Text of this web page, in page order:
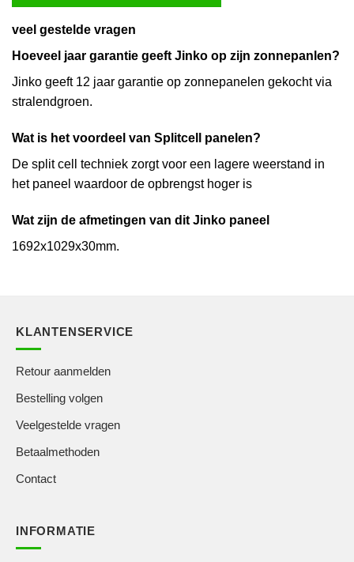
veel gestelde vragen
Hoeveel jaar garantie geeft Jinko op zijn zonnepanlen?
Jinko geeft 12 jaar garantie op zonnepanelen gekocht via
stralendgroen.
Wat is het voordeel van Splitcell panelen?
De split cell techniek zorgt voor een lagere weerstand in
het paneel waardoor de opbrengst hoger is
Wat zijn de afmetingen van dit Jinko paneel
1692x1029x30mm.
KLANTENSERVICE
Retour aanmelden
Bestelling volgen
Veelgestelde vragen
Betaalmethoden
Contact
INFORMATIE